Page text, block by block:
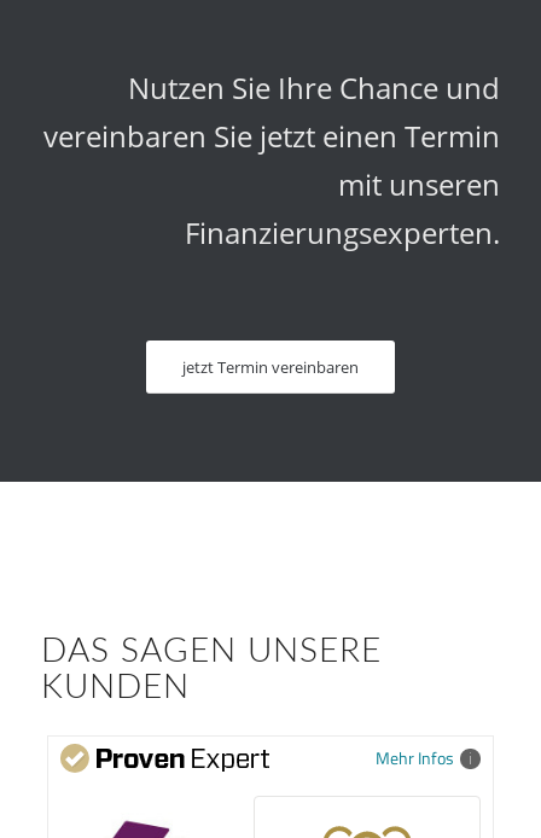
Nutzen Sie Ihre Chance und
vereinbaren Sie jetzt einen Termin
mit unseren
Finanzierungsexperten.
jetzt Termin vereinbaren
DAS SAGEN UNSERE
KUNDEN
Mehr Infos